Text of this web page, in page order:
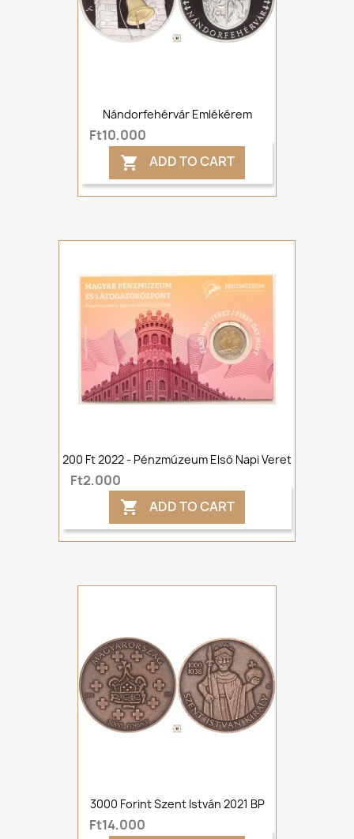
Nándorfehérvár Emlékérem
Ft10,000
 ADD TO CART
200 Ft 2022 - Pénzmúzeum Első Napi Veret
Ft2,000
 ADD TO CART
3000 Forint Szent István 2021 BP
Ft14,000